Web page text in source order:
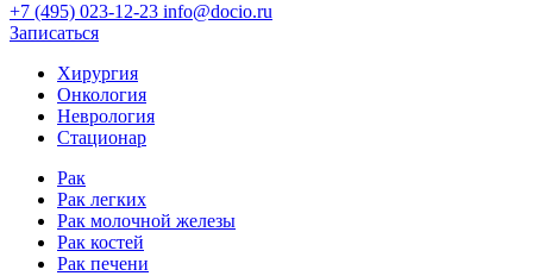
+7 (495) 023-12-23 info@docio.ru
Записаться
Хирургия
Онкология
Неврология
Стационар
Рак
Рак легких
Рак молочной железы
Рак костей
Рак печени